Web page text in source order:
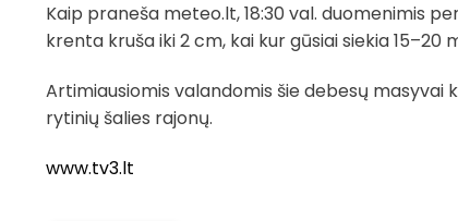
Kaip praneša meteo.lt, 18:30 val. duomenimis
krenta kruša iki 2 cm, kai kur gūsiai siekia 15–20
Artimiausiomis valandomis šie debesų masyvai
rytinių šalies rajonų.
www.tv3.lt